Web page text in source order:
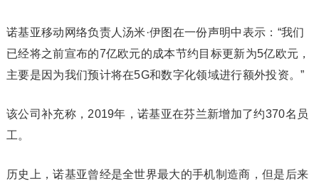
诺基亚移动网络负责人汤米·伊图在一份声明中表示：“我们
已经将之前宣布的7亿欧元的成本节约目标更新为5亿欧元，
主要是因为我们预计将在5G和数字化领域进行额外投资。”
该公司补充称，2019年，诺基亚在芬兰新增加了约370名员
工。
历史上，诺基亚曾经是全世界最大的手机制造商，但是后来